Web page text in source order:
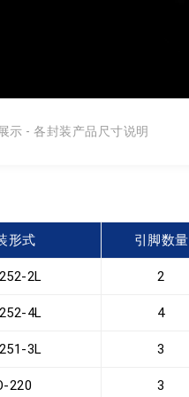
示 - 各封装产品尺寸说明
形式 引脚数量
2L 2
4L 4
3L 3
220 3